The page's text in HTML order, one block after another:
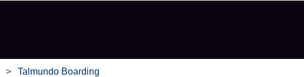
Talmundo Boarding